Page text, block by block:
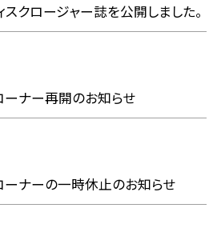
クロージャー誌を公開しました。
ーナー再開のお知らせ
ーナーの一時休止のお知らせ